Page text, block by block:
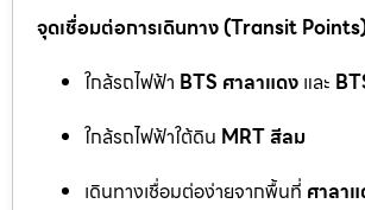
จุดเชื่อมต่อการเดินทาง (Transit
ใกล้รถไฟฟ้า BTS ศาลาแดง และ
ใกล้รถไฟฟ้าใต้ดิน MRT สีลม
เดินทางเชื่อมต่อง่ายจากพื้นที่ ศาลา